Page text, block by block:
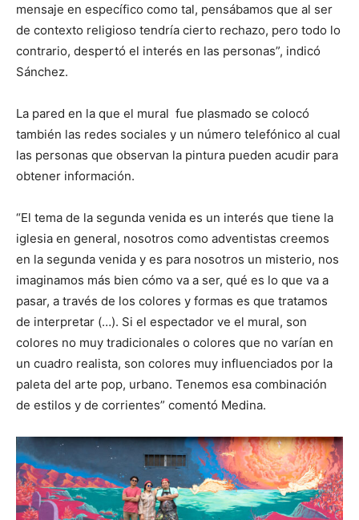
mensaje en específico como tal, pensábamos que al ser
de contexto religioso tendría cierto rechazo, pero todo lo
contrario, despertó el interés en las personas”, indicó
Sánchez.
La pared en la que el mural fue plasmado se colocó
también las redes sociales y un número telefónico al cual
las personas que observan la pintura pueden acudir para
obtener información.
“El tema de la segunda venida es un interés que tiene la
iglesia en general, nosotros como adventistas creemos
en la segunda venida y es para nosotros un misterio, nos
imaginamos más bien cómo va a ser, qué es lo que va a
pasar, a través de los colores y formas es que tratamos
de interpretar (…). Si el espectador ve el mural, son
colores no muy tradicionales o colores que no varían en
un cuadro realista, son colores muy influenciados por la
paleta del arte pop, urbano. Tenemos esa combinación
de estilos y de corrientes” comentó Medina.